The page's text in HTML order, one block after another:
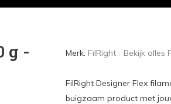
g -
Merk: FilRight Bekijk alles
FilRight Designer Flex
buigzaam product met